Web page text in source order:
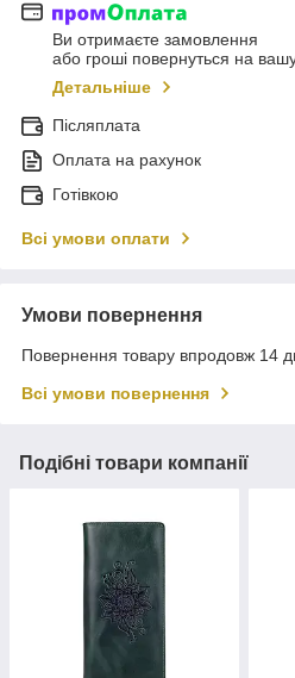
Ви отримаєте замовлення
або гроші повернуться на
Детальніше
Післяплата
Оплата на рахунок
Готівкою
Всі умови оплати
Умови повернення
Повернення товару впродовж 14
Всі умови повернення
Подібні товари компанії